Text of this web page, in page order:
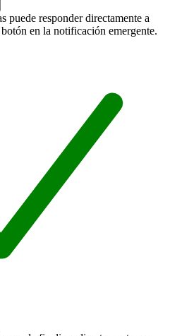
puede responder directamente a
en la notificación emergente.